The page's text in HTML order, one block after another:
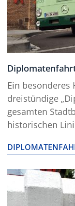
Ein besonderes
dreistündige
gesamten
historischen